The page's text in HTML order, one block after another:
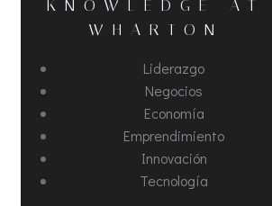
KNOWLEDGE AT
WHARTON
Liderazgo
Negocios
Economía
Emprendimiento
Innovación
Tecnología